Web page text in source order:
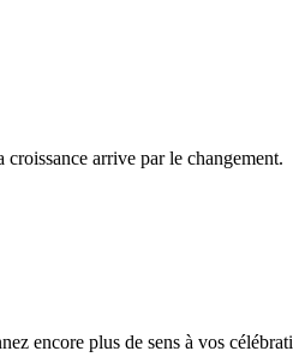
croissance arrive par le changement.
encore plus de sens à vos